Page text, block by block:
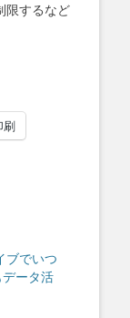
限するなど
刷
ブでいつ
ータ活